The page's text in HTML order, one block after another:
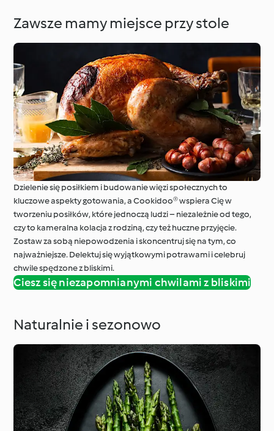
Zawsze mamy miejsce przy stole
Dzielenie się posiłkiem i budowanie więzi społecznych to
kluczowe aspekty gotowania, a Cookidoo® wspiera Cię w
tworzeniu posiłków, które jednoczą ludzi – niezależnie od tego,
czy to kameralna kolacja z rodziną, czy też huczne przyjęcie.
Zostaw za sobą niepowodzenia i skoncentruj się na tym, co
najważniejsze. Delektuj się wyjątkowymi potrawami i celebruj
chwile spędzone z bliskimi.
Ciesz się niezapomnianymi chwilami z bliskimi
Naturalnie i sezonowo